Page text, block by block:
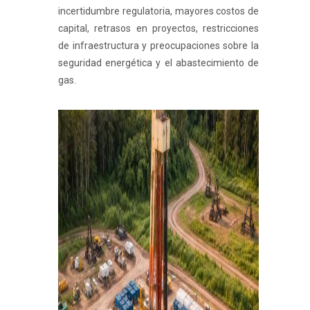
incertidumbre regulatoria, mayores costos de
capital, retrasos en proyectos, restricciones
de infraestructura y preocupaciones sobre la
seguridad energética y el abastecimiento de
gas.